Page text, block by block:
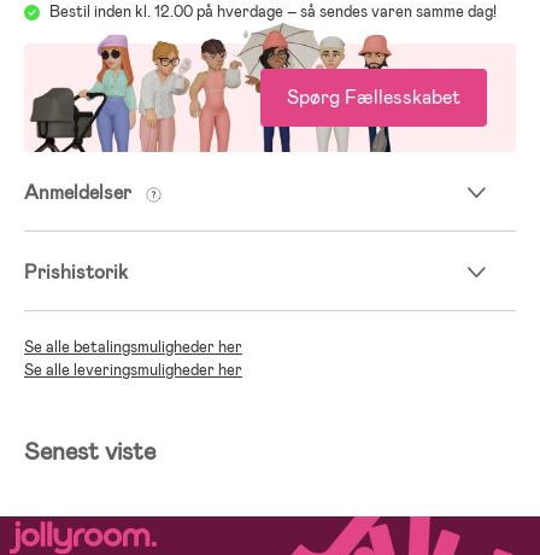
Bestil inden kl. 12.00 på hverdage – så sendes varen samme dag!
Spørg Fællesskabet
Anmeldelser
Prishistorik
Se alle betalingsmuligheder her
Se alle leveringsmuligheder her
Senest viste